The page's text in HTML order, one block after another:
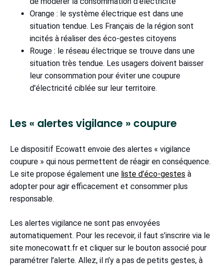
Orange : le système électrique est dans une
situation tendue. Les Français de la région sont
incités à réaliser des éco-gestes citoyens
Rouge : le réseau électrique se trouve dans une
situation très tendue. Les usagers doivent baisser
leur consommation pour éviter une coupure
d'électricité ciblée sur leur territoire.
Les « alertes vigilance » coupure
Le dispositif Ecowatt envoie des alertes « vigilance
coupure » qui nous permettent de réagir en conséquence.
Le site propose également une liste d’éco-gestes à
adopter pour agir efficacement et consommer plus
responsable.
Les alertes vigilance ne sont pas envoyées
automatiquement. Pour les recevoir, il faut s’inscrire via le
site monecowatt.fr et cliquer sur le bouton associé pour
paramétrer l’alerte. Allez, il n’y a pas de petits gestes, à